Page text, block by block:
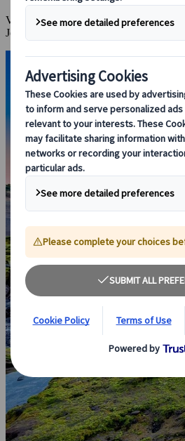
Vulkanische Wunder, unberührte
Jeju